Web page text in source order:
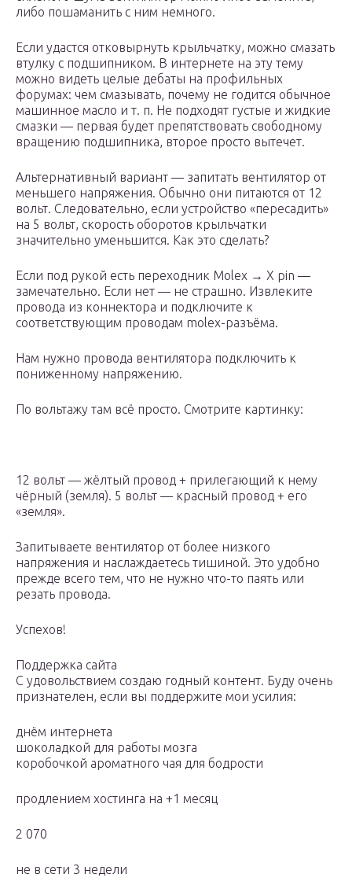
либо пошаманить с ним немного.
Если удастся отковырнуть крыльчатку, можно смазать
втулку с подшипником. В интернете на эту тему
можно видеть целые дебаты на профильных
форумах: чем смазывать, почему не годится обычное
машинное масло и т. п. Не подходят густые и жидкие
смазки — первая будет препятствовать свободному
вращению подшипника, второе просто вытечет.
Альтернативный вариант — запитать вентилятор от
меньшего напряжения. Обычно они питаются от 12
вольт. Следовательно, если устройство «пересадить»
на 5 вольт, скорость оборотов крыльчатки
значительно уменьшится. Как это сделать?
Если под рукой есть переходник Molex → X pin —
замечательно. Если нет — не страшно. Извлеките
провода из коннектора и подключите к
соответствующим проводам molex-разъёма.
Нам нужно провода вентилятора подключить к
пониженному напряжению.
По вольтажу там всё просто. Смотрите картинку:
12 вольт — жёлтый провод + прилегающий к нему
чёрный (земля). 5 вольт — красный провод + его
«земля».
Запитываете вентилятор от более низкого
напряжения и наслаждаетесь тишиной. Это удобно
прежде всего тем, что не нужно что-то паять или
резать провода.
Успехов!
Поддержка сайта
С удовольствием создаю годный контент. Буду очень
признателен, если вы поддержите мои усилия:
днём интернета
шоколадкой для работы мозга
коробочкой ароматного чая для бодрости
продлением хостинга на +1 месяц
2 070
не в сети 3 недели